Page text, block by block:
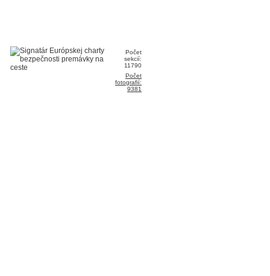
Počet
sekcií:
11790
Počet
fotografií:
9381